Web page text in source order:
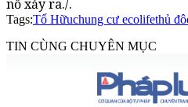
nổ xảy ra./.
Tags:Tố Hữuchung cư ecolifethủ đô
TIN CÙNG CHUYÊN MỤC